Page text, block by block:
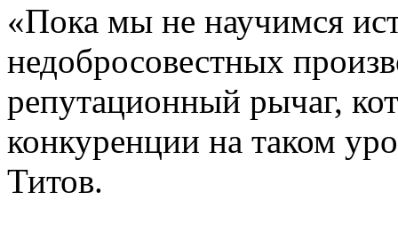
«Пока мы не научимся
недобросовестных
репутационный рычаг,
конкуренции на таком
Титов.